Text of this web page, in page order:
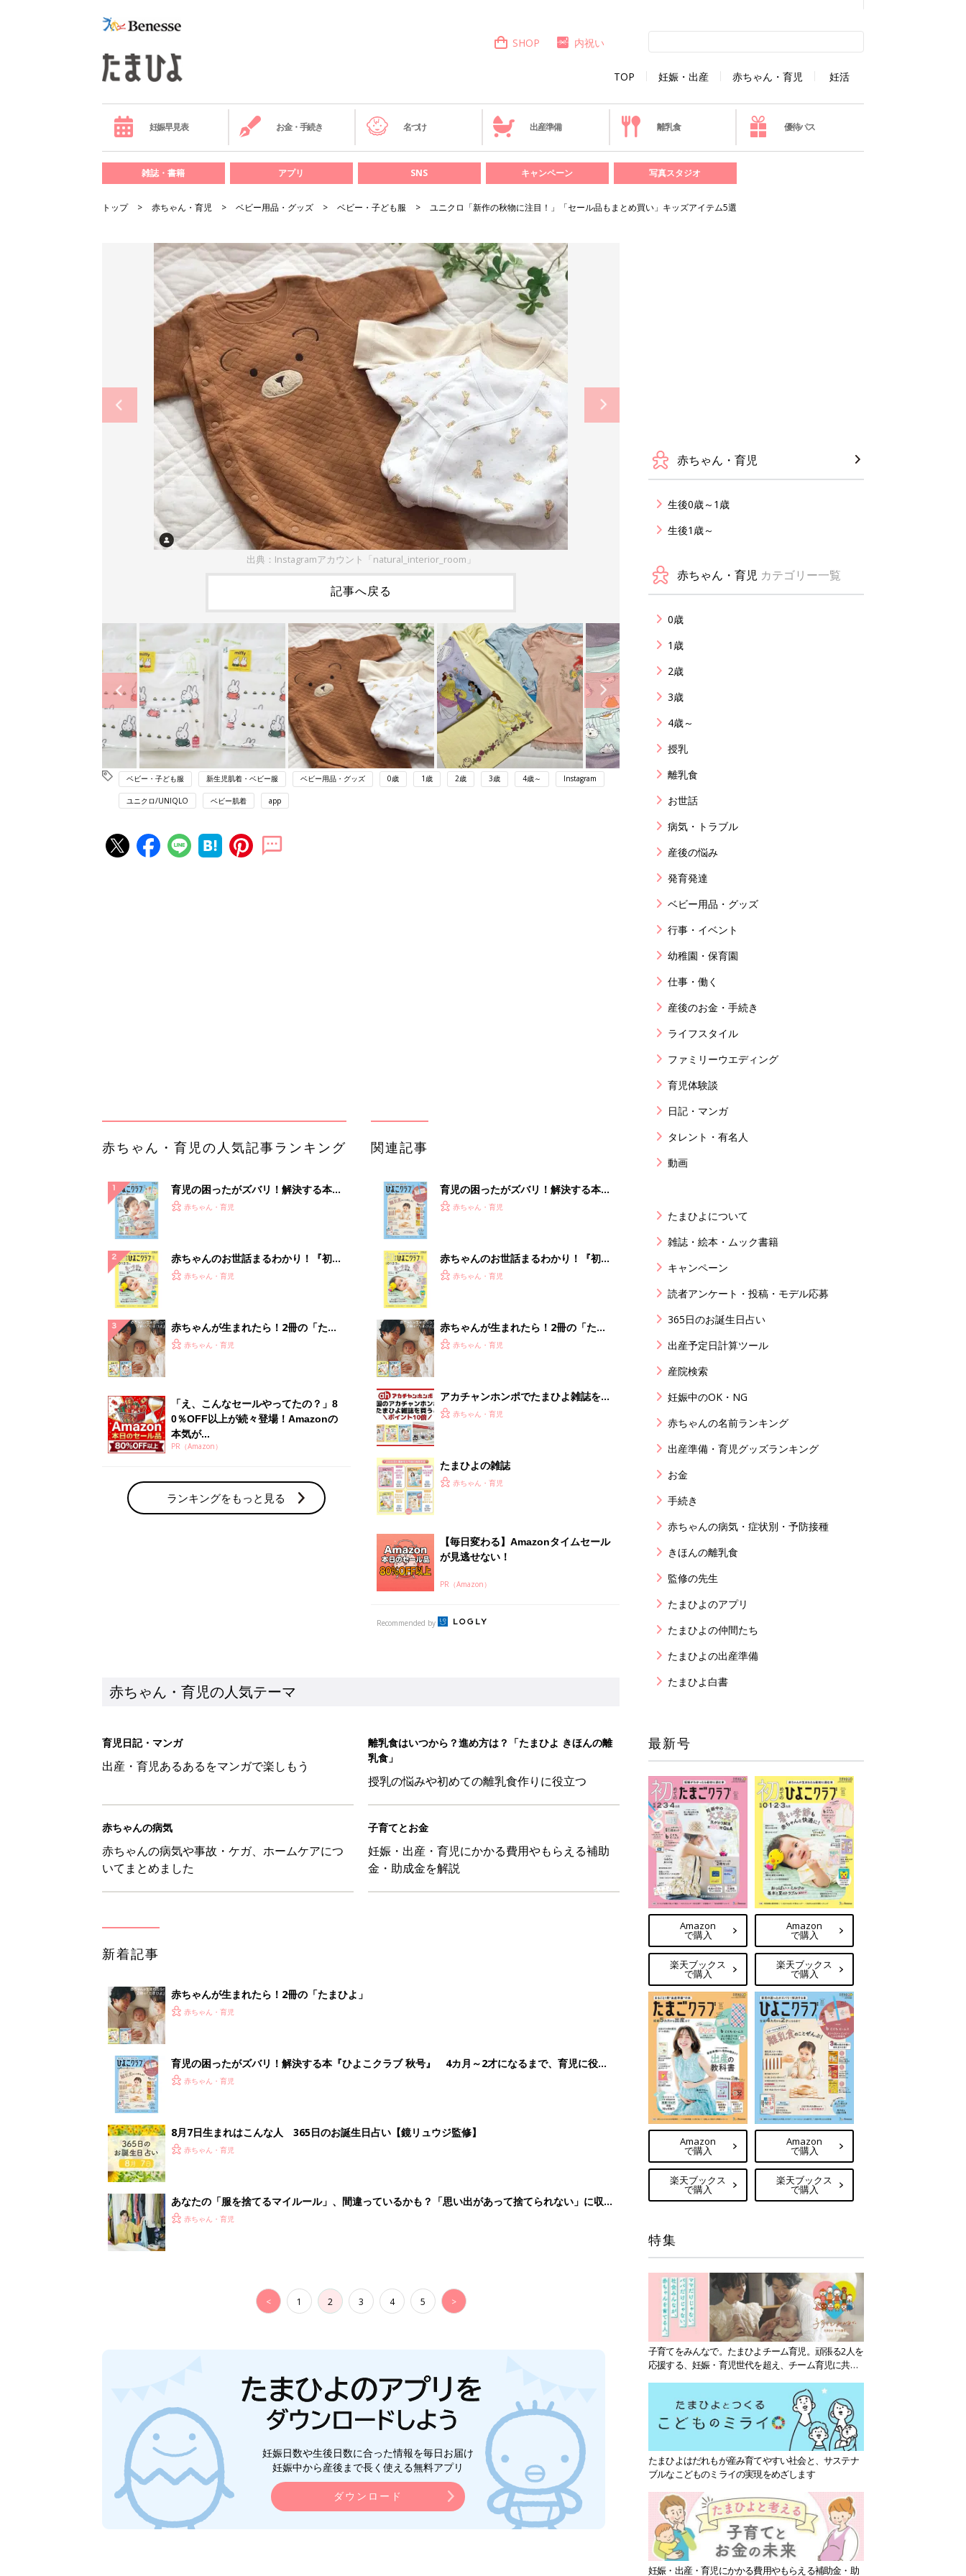
TOP 妊娠・出産 赤ちゃん・育児 妊活
SHOP 内祝い
妊娠早見表 お金・手続き 名づけ 出産準備 離乳食 優待パス
雑誌・書籍 アプリ SNS キャンペーン 写真スタジオ
トップ 赤ちゃん・育児 ベビー用品・グッズ ベビー・子ども服 ユニクロ「新作の秋物に注目！」「セール品もまとめ買い」キッズアイテム5選
出典：Instagramアカウント「natural_interior_room」
記事へ戻る
ベビー・子ども服 新生児肌着・ベビー服 ベビー用品・グッズ 0歳 1歳 2歳 3歳 4歳～ Instagram
ユニクロ/UNIQLO ベビー肌着 app
0％OFF以上が続々登場！Amazonの
本気が...
PR（Amazon）
ランキングをもっと見る
が見逃せない！
PR（Amazon）
赤ちゃん・育児の人気テーマ
育児日記・マンガ
離乳食はいつから？進め方は？「たまひよ きほんの離
授乳の悩みや初めての離乳食作りに役立つ
子育てとお金
妊娠・出産・育児にかかる費用やもらえる補助
金・助成金を解説
赤ちゃん・育児
育児の困ったがズバリ！解決する本『ひよこクラブ 秋号』 4カ月～2才になるまで、育児に役立
赤ちゃん・育児
8月7日生まれはこんな人 365日のお誕生日占い【鏡リュウジ監修】
< 1 2 3 4 5 >
赤ちゃん・育児
生後0歳～1歳
生後1歳～
赤ちゃん・育児 カテゴリー一覧
0歳
1歳
2歳
3歳
4歳～
授乳
離乳食
お世話
病気・トラブル
産後の悩み
発育発達
ベビー用品・グッズ
行事・イベント
幼稚園・保育園
仕事・働く
産後のお金・手続き
ライフスタイル
ファミリーウエディング
育児体験談
日記・マンガ
タレント・有名人
動画
たまひよについて
雑誌・絵本・ムック書籍
キャンペーン
読者アンケート・投稿・モデル応募
365日のお誕生日占い
出産予定日計算ツール
産院検索
妊娠中のOK・NG
赤ちゃんの名前ランキング
出産準備・育児グッズランキング
お金
手続き
赤ちゃんの病気・症状別・予防接種
きほんの離乳食
監修の先生
たまひよのアプリ
たまひよの仲間たち
たまひよの出産準備
たまひよ白書
最新号
Amazon
で購入
楽天ブックス
で購入
Amazon
で購入
楽天ブックス
で購入
Amazon
で購入
楽天ブックス
で購入
Amazon
で購入
楽天ブックス
で購入
特集
子育てをみんなで。たまひよチーム育児。頑張る2人を
応援する、妊娠・育児世代を超え、チーム育児に共感
たまひよはだれもが産み育てやすい社会と、サステナ
ブルなこどものミライの実現をめざします
妊娠・出産・育児にかかる費用やもらえる補助金・助